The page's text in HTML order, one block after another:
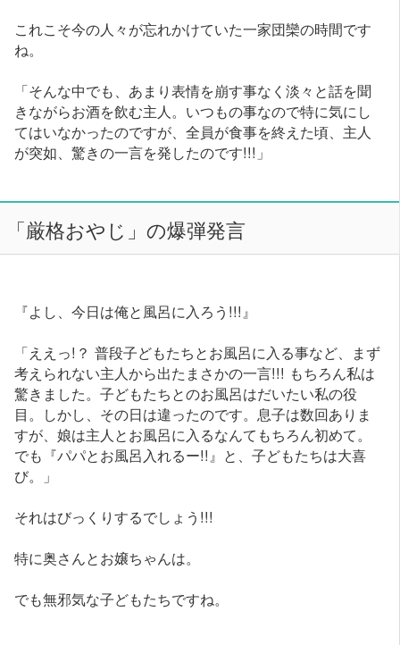
これこそ今の人々が忘れかけていた一家団欒の時間です
ね。
「そんな中でも、あまり表情を崩す事なく淡々と話を聞
きながらお酒を飲む主人。いつもの事なので特に気にし
てはいなかったのですが、全員が食事を終えた頃、主人
が突如、驚きの一言を発したのです!!!」
「厳格おやじ」の爆弾発言
『よし、今日は俺と風呂に入ろう!!!』
「ええっ!？ 普段子どもたちとお風呂に入る事など、まず
考えられない主人から出たまさかの一言!!! もちろん私は
驚きました。子どもたちとのお風呂はだいたい私の役
目。しかし、その日は違ったのです。息子は数回ありま
すが、娘は主人とお風呂に入るなんてもちろん初めて。
でも『パパとお風呂入れるー!!』と、子どもたちは大喜
び。」
それはびっくりするでしょう!!!
特に奥さんとお嬢ちゃんは。
でも無邪気な子どもたちですね。